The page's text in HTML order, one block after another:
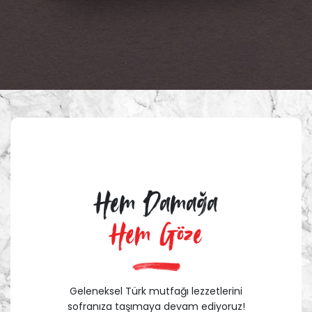
Hem Damağa
Hem Göze
Geleneksel Türk mutfağı lezzetlerini
sofranıza taşımaya devam ediyoruz!